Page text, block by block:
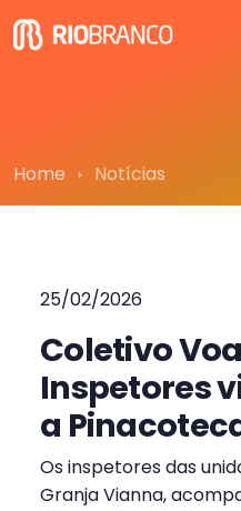
Home Notícias
25/02/2026
Coletivo
Inspetores
a
Os inspetores das
Granja Vianna,